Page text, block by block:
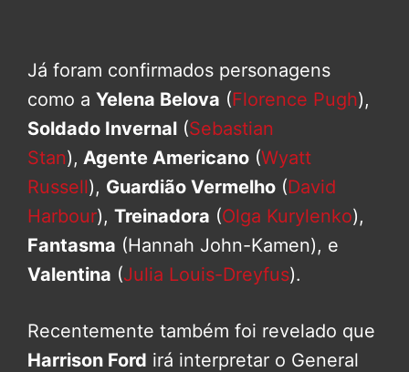
Já foram confirmados personagens
como a Yelena Belova (Florence Pugh),
Soldado Invernal (Sebastian
Stan), Agente Americano (Wyatt
Russell), Guardião Vermelho (David
Harbour), Treinadora (Olga Kurylenko),
Fantasma (Hannah John-Kamen), e
Valentina (Julia Louis-Dreyfus).
Recentemente também foi revelado que
Harrison Ford irá interpretar o General